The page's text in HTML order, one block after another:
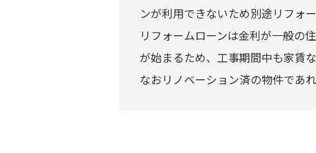
ンが利用できないため別途リフォ
リフォームローンは金利が一般の
が始まるため、工事期間中も家賃
なおリノベーション済の物件であ